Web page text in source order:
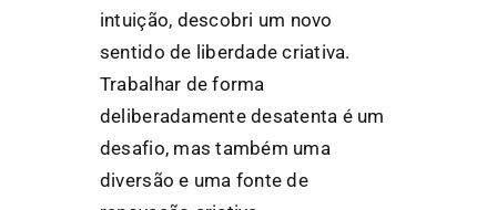
intuição, descobri um novo
sentido de liberdade criativa.
Trabalhar de forma
deliberadamente desatenta é um
desafio, mas também uma
diversão e uma fonte de